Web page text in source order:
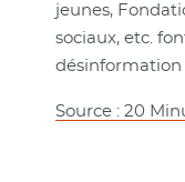
jeunes,
sociaux, etc.
désinformation
Source : 20